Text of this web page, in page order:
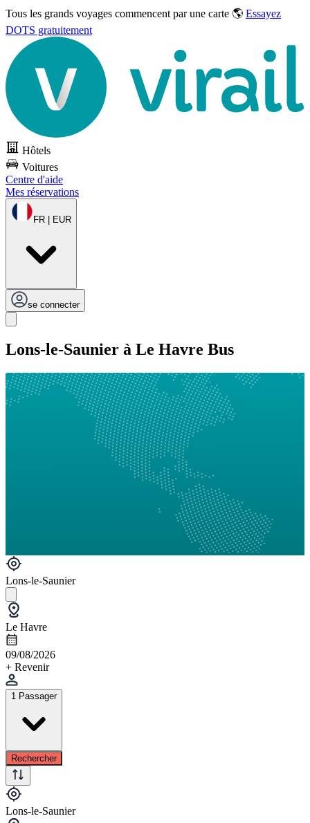
Tous les grands voyages commencent par une carte 🌎 Essayez
DOTS gratuitement
Hôtels
Voitures
Centre d'aide
Mes réservations
FR | EUR
se connecter
Lons-le-Saunier à Le Havre Bus
Lons-le-Saunier
Le Havre
09/08/2026
+ Revenir
1 Passager
Rechercher
Lons-le-Saunier